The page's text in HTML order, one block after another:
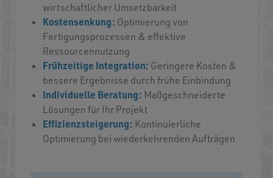
wirtschaftlicher Umsetzbarkeit
Kostensenkung: Optimierung von
Fertigungsprozessen & effektive
Ressourcennutzung
Frühzeitige Integration: Geringere Kosten &
bessere Ergebnisse durch frühe Einbindung
Individuelle Beratung: Maßgeschneiderte
Lösungen für Ihr Projekt
Effizienzsteigerung: Kontinuierliche
Optimierung bei wiederkehrenden Aufträgen